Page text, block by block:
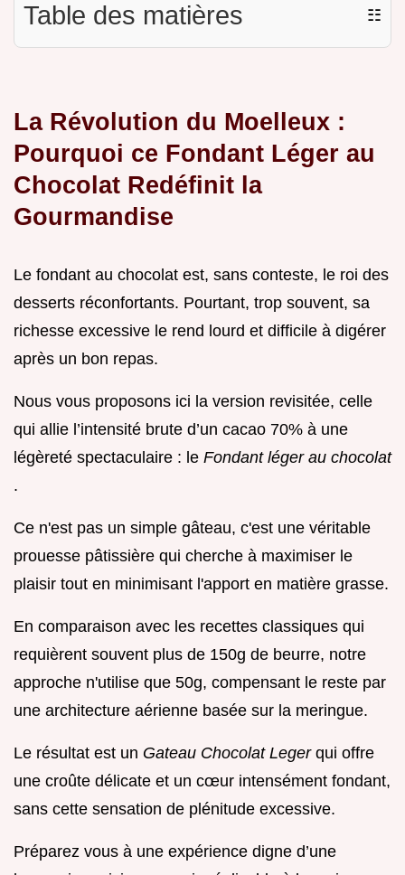
Table des matières ☷
La Révolution du Moelleux :
Pourquoi ce Fondant Léger au
Chocolat Redéfinit la
Gourmandise
Le fondant au chocolat est, sans conteste, le roi des
desserts réconfortants. Pourtant, trop souvent, sa
richesse excessive le rend lourd et difficile à digérer
après un bon repas.
Nous vous proposons ici la version revisitée, celle
qui allie l’intensité brute d’un cacao 70% à une
légèreté spectaculaire : le Fondant léger au chocolat
.
Ce n'est pas un simple gâteau, c'est une véritable
prouesse pâtissière qui cherche à maximiser le
plaisir tout en minimisant l'apport en matière grasse.
En comparaison avec les recettes classiques qui
requièrent souvent plus de 150g de beurre, notre
approche n'utilise que 50g, compensant le reste par
une architecture aérienne basée sur la meringue.
Le résultat est un Gateau Chocolat Leger qui offre
une croûte délicate et un cœur intensément fondant,
sans cette sensation de plénitude excessive.
Préparez vous à une expérience digne d’une